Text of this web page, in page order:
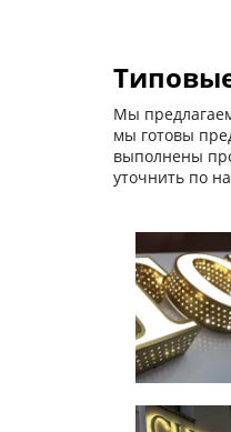
Мы
мы готовы
выполнены
уточнить по